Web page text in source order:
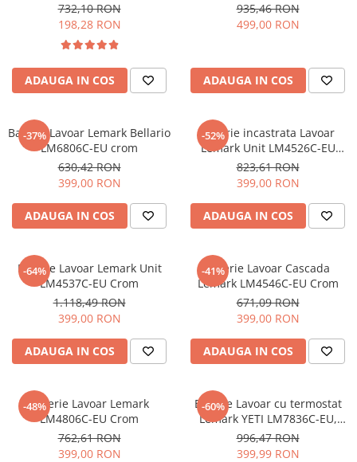
732,10 RON
198,28 RON
ADAUGA IN COS
935,46 RON
499,00 RON
ADAUGA IN COS
-37%
Baterie Lavoar Lemark Bellario
LM6806C-EU crom
630,42 RON
399,00 RON
ADAUGA IN COS
-52%
Baterie incastrata Lavoar
Lemark Unit LM4526C-EU
Crom
823,61 RON
399,00 RON
ADAUGA IN COS
-64%
Baterie Lavoar Lemark Unit
LM4537C-EU Crom
1.118,49 RON
399,00 RON
ADAUGA IN COS
-41%
Baterie Lavoar Cascada
Lemark LM4546C-EU Crom
671,09 RON
399,00 RON
ADAUGA IN COS
-48%
Baterie Lavoar Lemark
LM4806C-EU Crom
762,61 RON
399,00 RON
-60%
Baterie Lavoar cu termostat
Lemark YETI LM7836C-EU,
Crom
996,47 RON
399,99 RON